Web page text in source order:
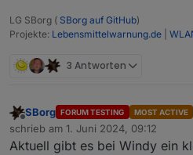
LG SBorg ( SBorg auf GitHub)
Projekte: Lebensmittelwarnung.de
3 Antworten
Offline
SBorg FORUM TESTING MOST ACTIVE
schrieb am 1. Juni 2024, 09:12
zuletzt editiert von
Aktuell gibt es bei Windy ein